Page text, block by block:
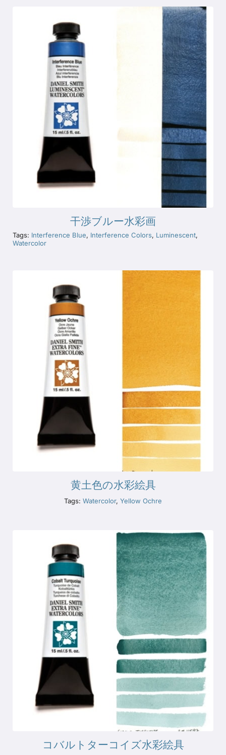
干渉ブルー水彩画
Tags: Interference Blue, Interference Colors, Luminescent,
Watercolor
黄土色の水彩絵具
Tags: Watercolor, Yellow Ochre
コバルトターコイズ水彩絵具